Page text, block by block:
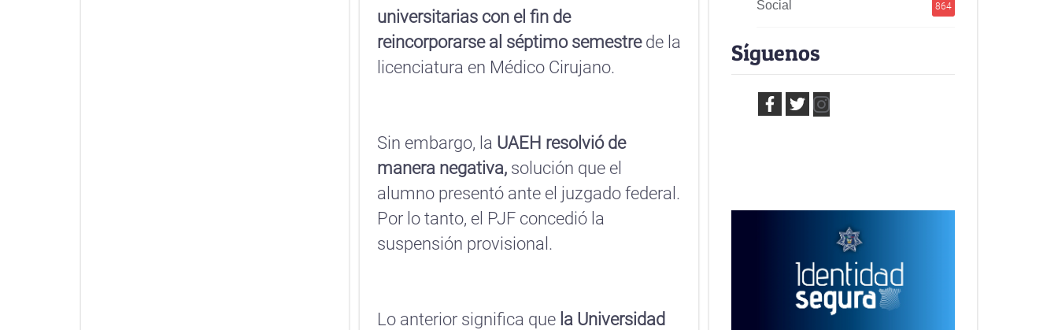
universitarias con el fin de
reincorporarse al séptimo semestrede la
licenciatura en Médico Cirujano.
Sin embargo, la UAEH resolvió de
manera negativa,solución que el
alumno presentó ante el juzgado federal.
Por lo tanto, el PJF concedió la
suspensión provisional.
Lo anterior significa que la Universidad
Social 864
Síguenos